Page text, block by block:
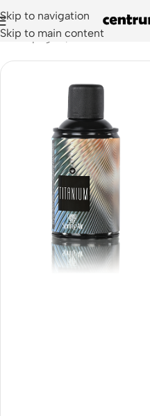
Skip to navigation
Skip to main content
Prima pagină/Doze Odorizante